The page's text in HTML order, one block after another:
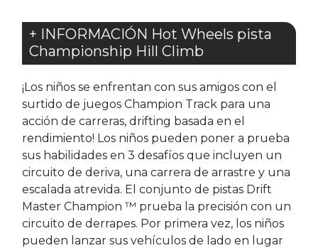
+ INFORMACIÓN Hot Wheels pista
Championship Hill Climb
¡Los niños se enfrentan con sus amigos con el
surtido de juegos Champion Track para una
acción de carreras, drifting basada en el
rendimiento! Los niños pueden poner a prueba
sus habilidades en 3 desafíos que incluyen un
circuito de deriva, una carrera de arrastre y una
escalada atrevida. El conjunto de pistas Drift
Master Champion ™ prueba la precisión con un
circuito de derrapes. Por primera vez, los niños
pueden lanzar sus vehículos de lado en lugar